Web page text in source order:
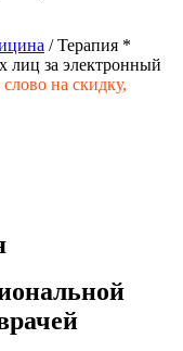
/ Терапия *
лиц за электронный
на скидку,